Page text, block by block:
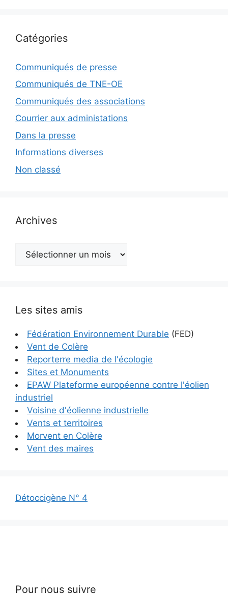
Catégories
Communiqués de presse
Communiqués de TNE-OE
Communiqués des associations
Courrier aux administations
Dans la presse
Informations diverses
Non classé
Archives
Archives
Les sites amis
Fédération Environnement Durable (FED)
Vent de Colère
Reporterre media de l'écologie
Sites et Monuments
EPAW Plateforme européenne contre l'éolien
industriel
Voisine d'éolienne industrielle
Vents et territoires
Morvent en Colère
Vent des maires
Détoccigène N° 4
Pour nous suivre